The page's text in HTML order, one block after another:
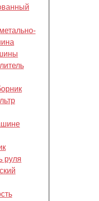
руля